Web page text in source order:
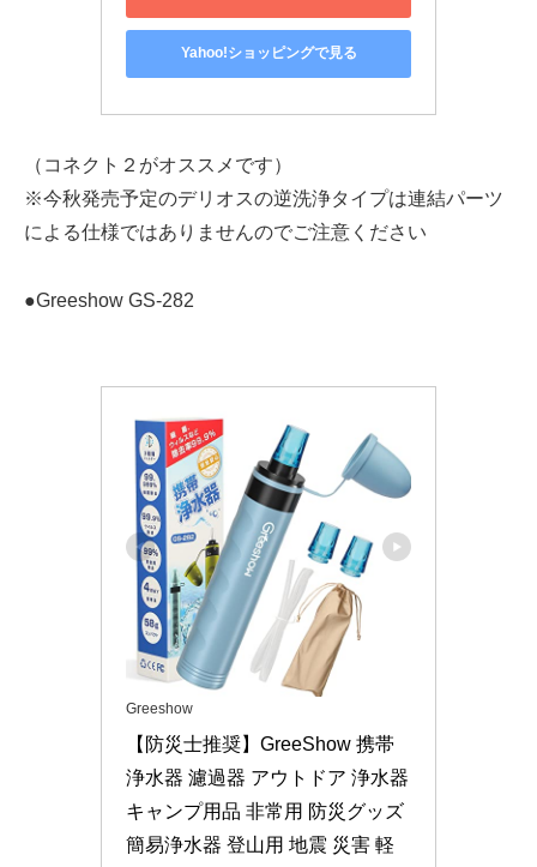
Yahoo!ショッピングで見る
（コネクト２がオススメです）
※今秋発売予定のデリオスの逆洗浄タイプは連結パーツ
による仕様ではありませんのでご注意ください
●Greeshow GS-282
Greeshow
【防災士推奨】GreeShow 携帯
浄水器 濾過器 アウトドア 浄水器
キャンプ用品 非常用 防災グッズ
簡易浄水器 登山用 地震 災害 軽